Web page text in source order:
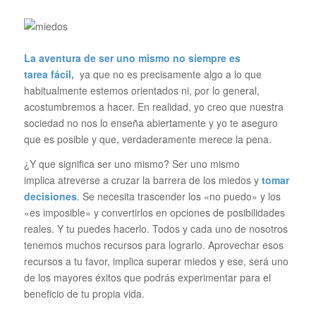
La aventura de ser uno mismo no siempre es
tarea fácil, ya que no es precisamente algo a lo que
habitualmente estemos orientados ni, por lo general,
acostumbremos a hacer. En realidad, yo creo que nuestra
sociedad no nos lo enseña abiertamente y yo te aseguro
que es posible y que, verdaderamente merece la pena.
¿Y que significa ser uno mismo? Ser uno mismo
implica atreverse a cruzar la barrera de los miedos y tomar
decisiones. Se necesita trascender los «no puedo» y los
«es imposible» y convertirlos en opciones de posibilidades
reales. Y tu puedes hacerlo. Todos y cada uno de nosotros
tenemos muchos recursos para lograrlo. Aprovechar esos
recursos a tu favor, implica superar miedos y ese, será uno
de los mayores éxitos que podrás experimentar para el
beneficio de tu propia vida.